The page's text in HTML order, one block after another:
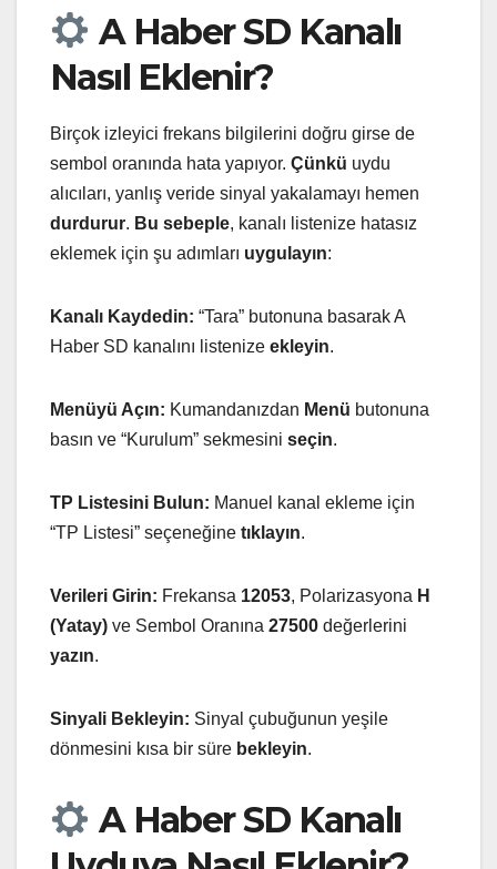
A Haber SD Kanalı
Nasıl Eklenir?
Birçok izleyici frekans bilgilerini doğru girse de
sembol oranında hata yapıyor. Çünkü uydu
alıcıları, yanlış veride sinyal yakalamayı hemen
durdurur. Bu sebeple, kanalı listenize hatasız
eklemek için şu adımları uygulayın:
Kanalı Kaydedin: “Tara” butonuna basarak A
Haber SD kanalını listenize ekleyin.
Menüyü Açın: Kumandanızdan Menü butonuna
basın ve “Kurulum” sekmesini seçin.
TP Listesini Bulun: Manuel kanal ekleme için
“TP Listesi” seçeneğine tıklayın.
Verileri Girin: Frekansa 12053, Polarizasyona H
(Yatay) ve Sembol Oranına 27500 değerlerini
yazın.
Sinyali Bekleyin: Sinyal çubuğunun yeşile
dönmesini kısa bir süre bekleyin.
A Haber SD Kanalı